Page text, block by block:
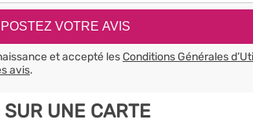
et accepté lesConditions Générales
avis.
UNE CARTE